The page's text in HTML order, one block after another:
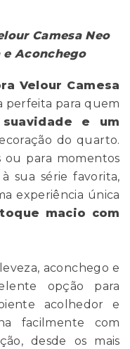
Camesa Neo
e Aconchego
Velour Camesa
perfeita para quem
e um
do quarto.
ou para momentos
sua série favorita,
experiência única
toque macio com
aconchego e
opção para
acolhedor e
facilmente com
desde os mais